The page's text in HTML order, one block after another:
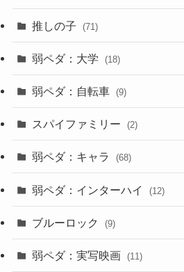
推しの子 (71)
弱ペダ：大学 (18)
弱ペダ：自転車 (9)
スパイファミリー (2)
弱ペダ：キャラ (68)
弱ペダ：インターハイ (12)
ブルーロック (9)
弱ペダ：実写映画 (11)